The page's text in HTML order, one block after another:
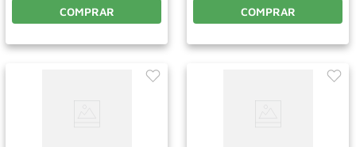
COMPRAR COMPRAR